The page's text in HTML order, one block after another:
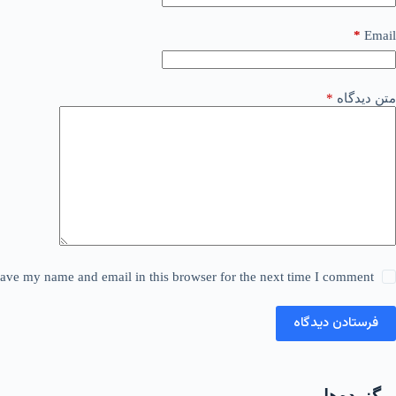
Email
*
متن دیدگاه *
my name and email in this browser for the next time I comment.
فرستادن دیدگاه